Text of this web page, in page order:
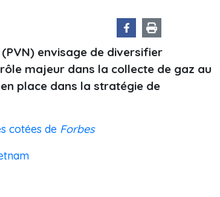
envisage de diversifier
majeur dans la collecte de gaz au
place dans la stratégie de
cotées de Forbes